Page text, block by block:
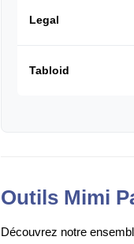
Legal
Tabloid
Outils Mimi
Découvrez notre